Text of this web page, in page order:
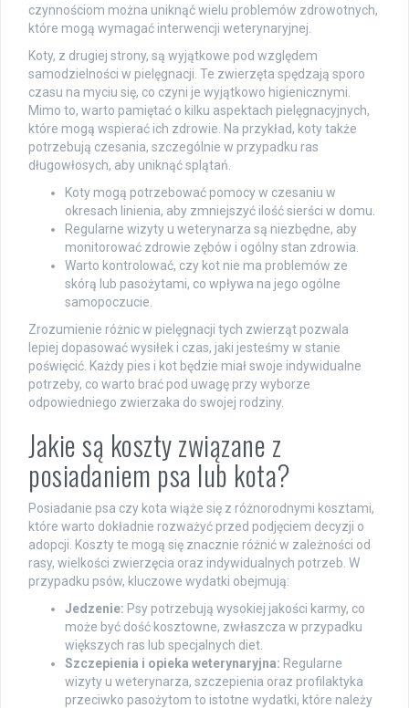
czynnościom można uniknąć wielu problemów zdrowotnych,
które mogą wymagać interwencji weterynaryjnej.
Koty, z drugiej strony, są wyjątkowe pod względem
samodzielności w pielęgnacji. Te zwierzęta spędzają sporo
czasu na myciu się, co czyni je wyjątkowo higienicznymi.
Mimo to, warto pamiętać o kilku aspektach pielęgnacyjnych,
które mogą wspierać ich zdrowie. Na przykład, koty także
potrzebują czesania, szczególnie w przypadku ras
długowłosych, aby uniknąć splątań.
Koty mogą potrzebować pomocy w czesaniu w
okresach linienia, aby zmniejszyć ilość sierści w domu.
Regularne wizyty u weterynarza są niezbędne, aby
monitorować zdrowie zębów i ogólny stan zdrowia.
Warto kontrolować, czy kot nie ma problemów ze
skórą lub pasożytami, co wpływa na jego ogólne
samopoczucie.
Zrozumienie różnic w pielęgnacji tych zwierząt pozwala
lepiej dopasować wysiłek i czas, jaki jesteśmy w stanie
poświęcić. Każdy pies i kot będzie miał swoje indywidualne
potrzeby, co warto brać pod uwagę przy wyborze
odpowiedniego zwierzaka do swojej rodziny.
Jakie są koszty związane z
posiadaniem psa lub kota?
Posiadanie psa czy kota wiąże się z różnorodnymi kosztami,
które warto dokładnie rozważyć przed podjęciem decyzji o
adopcji. Koszty te mogą się znacznie różnić w zależności od
rasy, wielkości zwierzęcia oraz indywidualnych potrzeb. W
przypadku psów, kluczowe wydatki obejmują:
Jedzenie: Psy potrzebują wysokiej jakości karmy, co
może być dość kosztowne, zwłaszcza w przypadku
większych ras lub specjalnych diet.
Szczepienia i opieka weterynaryjna: Regularne
wizyty u weterynarza, szczepienia oraz profilaktyka
przeciwko pasożytom to istotne wydatki, które należy